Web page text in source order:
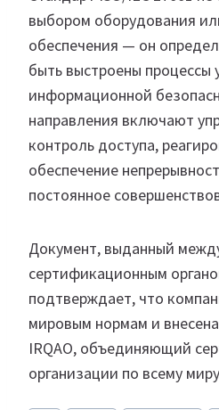
выбором оборудования
обеспечения — он
быть выстроены процессы
информационной
направления включают
контроль доступа,
обеспечение
постоянное
Документ, выданный
сертификационным
подтверждает, что
мировым нормам и
IRQAO, объединяющий
организации по всему